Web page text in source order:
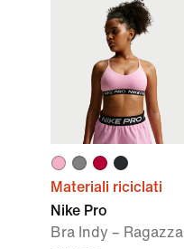
Materiali riciclati
Nike Pro
Bra Indy – Ragazza